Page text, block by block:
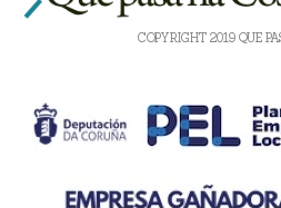
COPYRIGHT 2019 QUE